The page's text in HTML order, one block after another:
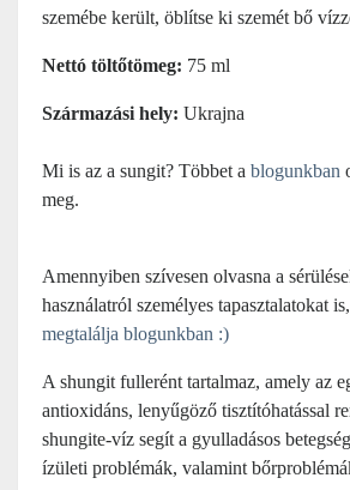
szemébe került, öblítse ki szemét bő
Nettó töltőtömeg: 75 ml
Származási hely: Ukrajna
Mi is az a sungit? Többet a blogunkban
meg.
Amennyiben szívesen olvasna a
használatról személyes tapasztalatokat
megtalálja blogunkban :)
A shungit fullerént tartalmaz, amely az
antioxidáns, lenyűgöző tisztítóhatással
shungite-víz segít a gyulladásos
ízületi problémák, valamint